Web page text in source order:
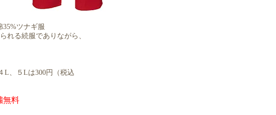
35%ツナギ服
れる続服でありながら、
L、５Lは300円（税込
無料